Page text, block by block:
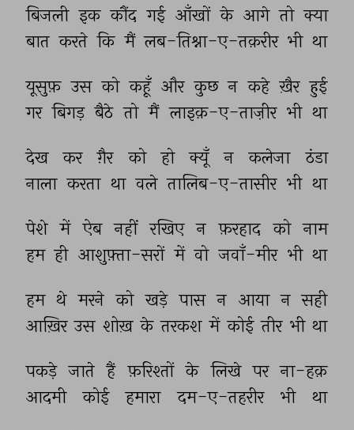
बिजली इक कौंद गई आँखों के आगे तो क्या
बात करते कि मैं लब-तिश्ना-ए-तक़रीर भी था
यूसुफ़ उस को कहूँ और कुछ न कहे ख़ैर हुई
गर बिगड़ बैठे तो मैं लाइक़-ए-ताज़ीर भी था
देख कर ग़ैर को हो क्यूँ न कलेजा
ठंडा
नाला करता था वले तालिब-ए-तासीर भी था
पेशे में ऐब नहीं रखिए न फ़रहाद को नाम
हम ही आशुफ़्ता-सरों में वो जवाँ-मीर भी था
हम थे मरने को खड़े पास न आया न सही
आख़िर उस शोख़ के तरकश में कोई तीर भी था
पकड़े जाते हैं फ़रिश्तों के लिखे पर ना-हक़
आदमी
कोई हमारा दम-ए-तहरीर भी था